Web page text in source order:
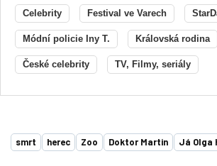
Celebrity Festival ve Varech
Módní policie Iny T. Královská rodina
České celebrity TV, Filmy, seriály
smrt herec Zoo Doktor Martin Já Olga